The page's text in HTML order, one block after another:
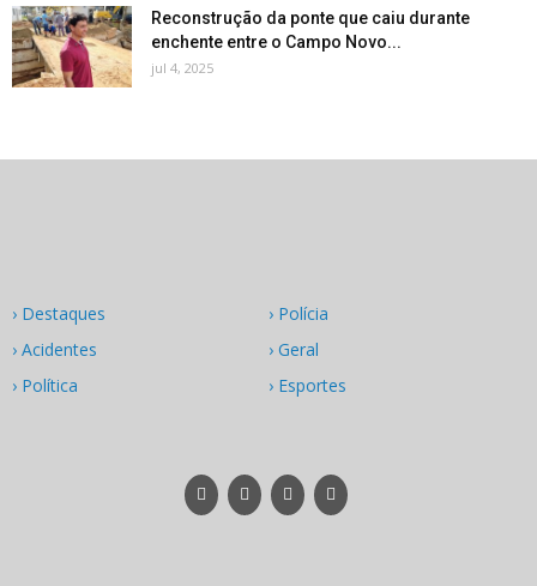
Reconstrução da ponte que caiu durante
enchente entre o Campo Novo...
jul 4, 2025
› Destaques
› Acidentes
› Política
› Polícia
› Geral
› Esportes